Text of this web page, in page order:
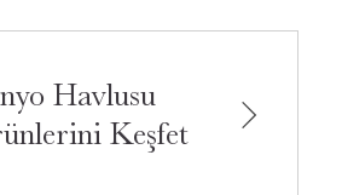
Havlusu
Keşfet